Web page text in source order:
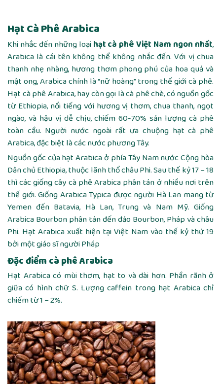
Hạt Cà Phê Arabica
Khi nhắc đến những loạihạt cà phê Việt Nam ngon nhất,
Arabica là cái tên không thể không nhắc đến. Với vị chua
thanh nhẹ nhàng, hương thơm phong phú của hoa quả và
mật ong, Arabica chính là “nữ hoàng” trong thế giới cà phê.
Hạt cà phê Arabica, hay còn gọi là cà phê chè, có nguồn gốc
từ Ethiopia, nổi tiếng với hương vị thơm, chua thanh, ngọt
ngào, và hậu vị dễ chịu, chiếm 60-70% sản lượng cà phê
toàn cầu. Người nước ngoài rất ưa chuộng hạt cà phê
Arabica, đặc biệt là các nước phương Tây.
Nguồn gốc của hạt Arabica ở phía Tây Nam nước Cộng hòa
Dân chủ Ethiopia, thuộc lãnh thổ châu Phi. Sau thế kỷ 17 – 18
thì các giống cây cà phê Arabica phân tán ở nhiều nơi trên
thế giới. Giống Arabica Typica được người Hà Lan mang từ
Yemen đến Batavia, Hà Lan, Trung và Nam Mỹ. Giống
Arabica Bourbon phân tán đến đảo Bourbon, Pháp và châu
Phi. Hạt Arabica xuất hiện tại Việt Nam vào thế kỷ thứ 19
bởi một giáo sĩ người Pháp
Đặc điểm cà phê Arabica
Hạt Arabica có mùi thơm, hạt to và dài hơn. Phần rãnh ở
giữa có hình chữ S. Lượng caffein trong hạt Arabica chỉ
chiếm từ 1 – 2%.